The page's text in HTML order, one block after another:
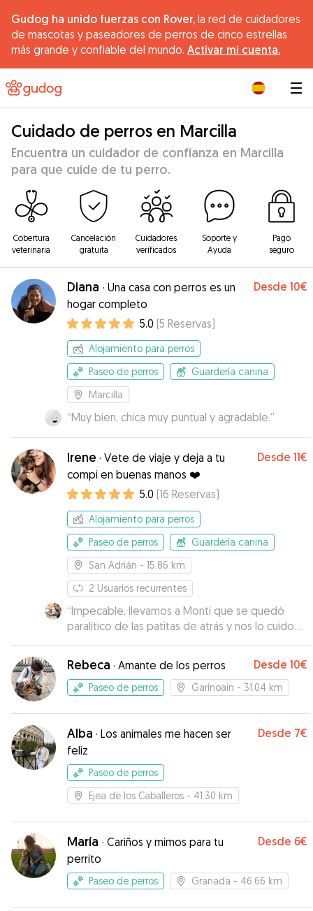
Gudog ha unido fuerzas con Rover, la red de cuidadores
de mascotas y paseadores de perros de cinco estrellas
más grande y confiable del mundo. Activar mi cuenta.
Cuidado de perros en Marcilla
Encuentra un cuidador de confianza en Marcilla
para que cuide de tu perro.
Cobertura
veterinaria
Cancelación
gratuita
Cuidadores
verificados
Soporte y
Ayuda
Pago
seguro
Diana · Una casa con perros es un
hogar completo
Desde 10€
5.0 (5 Reservas)
Alojamiento para perros
Paseo de perros
Guardería canina
Marcilla
“Muy bien, chica muy puntual y agradable.”
Irene · Vete de viaje y deja a tu
compi en buenas manos ❤️
Desde 11€
5.0 (16 Reservas)
Alojamiento para perros
Paseo de perros
Guardería canina
San Adrián - 15.86 km
2 Usuarios recurrentes
“Impecable, llevamos a Monti que se quedó
paralítico de las patitas de atrás y nos lo cuido
como si fuera suyo. Muchas gracias por todo”
Rebeca · Amante de los perros Desde 10€
Paseo de perros Garínoain - 31.04 km
Alba · Los animales me hacen ser
feliz
Desde 7€
Paseo de perros
Ejea de los Caballeros - 41.30 km
María · Cariños y mimos para tu
perrito
Desde 6€
Paseo de perros Granada - 46.66 km